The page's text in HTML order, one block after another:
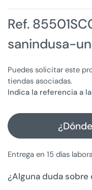
Ref.
sanindusa-
Puedes solicitar este
tiendas asociadas.
Indica la referencia a
Entrega en 15 días
¿Alguna duda